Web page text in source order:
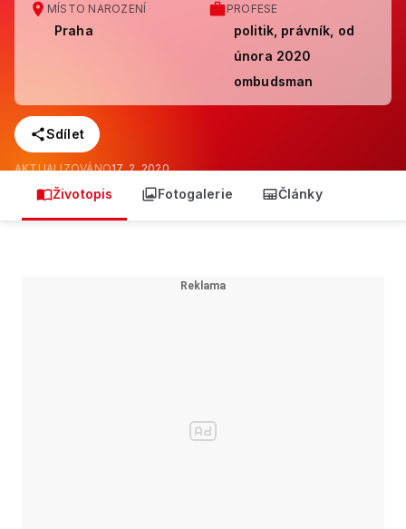
MÍSTO NAROZENÍ
Praha
PROFESE
politik, právník, od
února 2020
ombudsman
Sdílet
AKTUALIZOVÁNO17. 2. 2020
Životopis Fotogalerie Články